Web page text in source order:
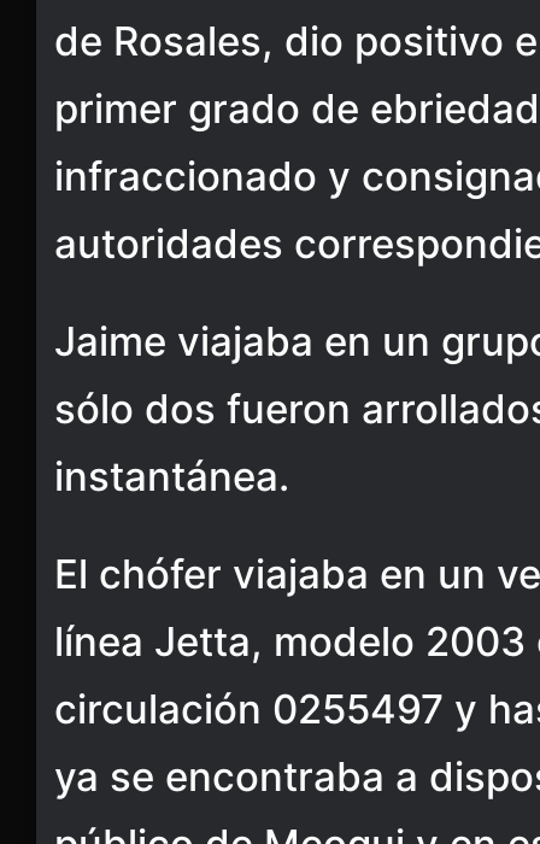
de Rosales, dio positivo
primer grado de
infraccionado y
autoridades
Jaime viajaba en un
sólo dos fueron
instantánea.
El chófer viajaba en un
línea Jetta, modelo
circulación 0255497 y
ya se encontraba a